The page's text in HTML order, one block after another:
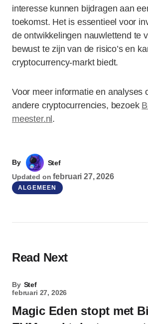
interesse kunnen bijdragen aan
toekomst. Het is essentieel voor
de ontwikkelingen nauwlettend te
bewust te zijn van de risico’s en
cryptocurrency-markt biedt.
Voor meer informatie en analyses
andere cryptocurrencies, bezoek
meester.nl .
By
Stef
Updated on februari 27, 2026
ALGEMEEN
Read Next
By Stef
februari 27, 2026
Magic Eden stopt met